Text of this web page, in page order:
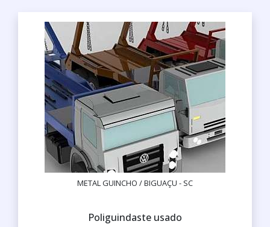
METAL GUINCHO / BIGUAÇU - SC
Poliguindaste usado